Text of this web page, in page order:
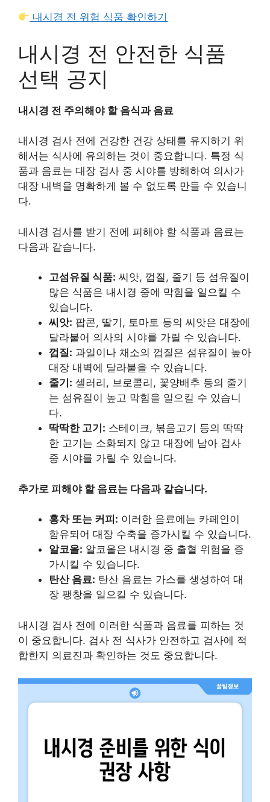
내시경 전 위험 식품 확인하기
내시경 전 안전한 식품
선택 공지
내시경 전 주의해야 할 음식과 음료
내시경 검사 전에 건강한 건강 상태를 유지하기 위
해서는 식사에 유의하는 것이 중요합니다. 특정 식
품과 음료는 대장 검사 중 시야를 방해하여 의사가
대장 내벽을 명확하게 볼 수 없도록 만들 수 있습니
다.
내시경 검사를 받기 전에 피해야 할 식품과 음료는
다음과 같습니다.
고섬유질 식품: 씨앗, 껍질, 줄기 등 섬유질이
많은 식품은 내시경 중에 막힘을 일으킬 수
있습니다.
씨앗: 팝콘, 딸기, 토마토 등의 씨앗은 대장에
달라붙어 의사의 시야를 가릴 수 있습니다.
껍질: 과일이나 채소의 껍질은 섬유질이 높아
대장 내벽에 달라붙을 수 있습니다.
줄기: 셀러리, 브로콜리, 꽃양배추 등의 줄기
는 섬유질이 높고 막힘을 일으킬 수 있습니
다.
딱딱한 고기: 스테이크, 볶음고기 등의 딱딱
한 고기는 소화되지 않고 대장에 남아 검사
중 시야를 가릴 수 있습니다.
추가로 피해야 할 음료는 다음과 같습니다.
홍차 또는 커피: 이러한 음료에는 카페인이
함유되어 대장 수축을 증가시킬 수 있습니다.
알코올: 알코올은 내시경 중 출혈 위험을 증
가시킬 수 있습니다.
탄산 음료: 탄산 음료는 가스를 생성하여 대
장 팽창을 일으킬 수 있습니다.
내시경 검사 전에 이러한 식품과 음료를 피하는 것
이 중요합니다. 검사 전 식사가 안전하고 검사에 적
합한지 의료진과 확인하는 것도 중요합니다.